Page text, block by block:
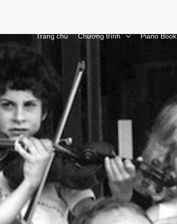
Trang chủ Chương trình Piano Book